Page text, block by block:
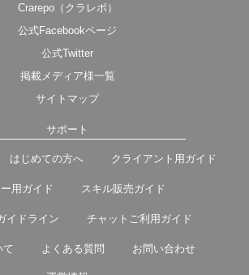
Crarepo（クラレポ）
公式Facebookページ
公式Twitter
掲載メディア様一覧
サイトマップ
サポート
はじめての方へ クライアント用ガイド
用ガイド スキル販売ガイド
イドライン チャットご利用ガイド
て よくある質問 お問い合わせ